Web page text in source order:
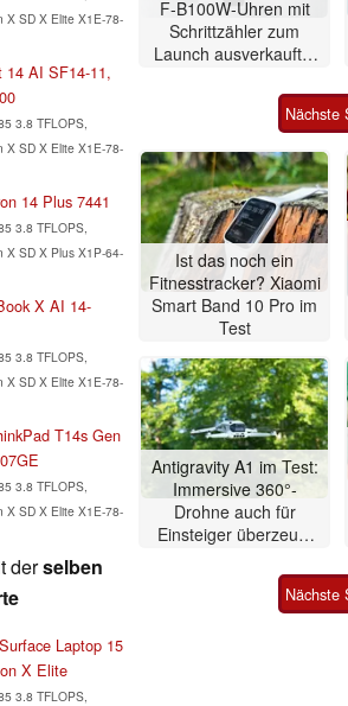
X SD X Elite X1E-78-
14 AI SF14-11,
3.8 TFLOPS,
X SD X Elite X1E-78-
14 Plus 7441
3.8 TFLOPS,
X SD X Plus X1P-64-
X AI 14-
3.8 TFLOPS,
X SD X Elite X1E-78-
T14s Gen
3.8 TFLOPS,
X SD X Elite X1E-78-
derselben
Laptop 15
X Elite
3.8 TFLOPS,
F-B100W-Uhren mit
Schrittzähler zum
Launch ausverkauft –
Nächste
Ist das noch ein
Fitnesstracker? Xiaomi
Smart Band 10 Pro im
Test
Antigravity A1 im Test:
Immersive 360°-
Drohne auch für
Einsteiger überzeugt
Nächste